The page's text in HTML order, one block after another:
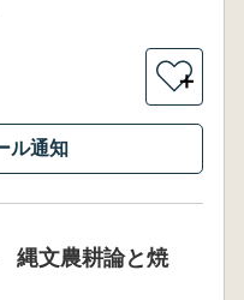
＋
ル通知
縄文農耕論と焼